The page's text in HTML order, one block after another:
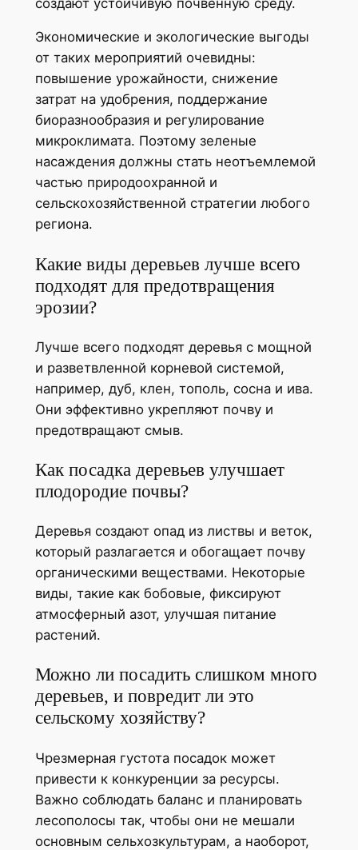
Экономические и экологические выгоды
от таких мероприятий очевидны:
повышение урожайности, снижение
затрат на удобрения, поддержание
биоразнообразия и регулирование
микроклимата. Поэтому зеленые
насаждения должны стать неотъемлемой
частью природоохранной и
сельскохозяйственной стратегии любого
региона.
Какие виды деревьев лучше всего
подходят для предотвращения
эрозии?
Лучше всего подходят деревья с мощной
и разветвленной корневой системой,
например, дуб, клен, тополь, сосна и ива.
Они эффективно укрепляют почву и
предотвращают смыв.
Как посадка деревьев улучшает
плодородие почвы?
Деревья создают опад из листвы и веток,
который разлагается и обогащает почву
органическими веществами. Некоторые
виды, такие как бобовые, фиксируют
атмосферный азот, улучшая питание
растений.
Можно ли посадить слишком много
деревьев, и повредит ли это
сельскому хозяйству?
Чрезмерная густота посадок может
привести к конкуренции за ресурсы.
Важно соблюдать баланс и планировать
лесополосы так, чтобы они не мешали
основным сельхозкультурам, а наоборот,